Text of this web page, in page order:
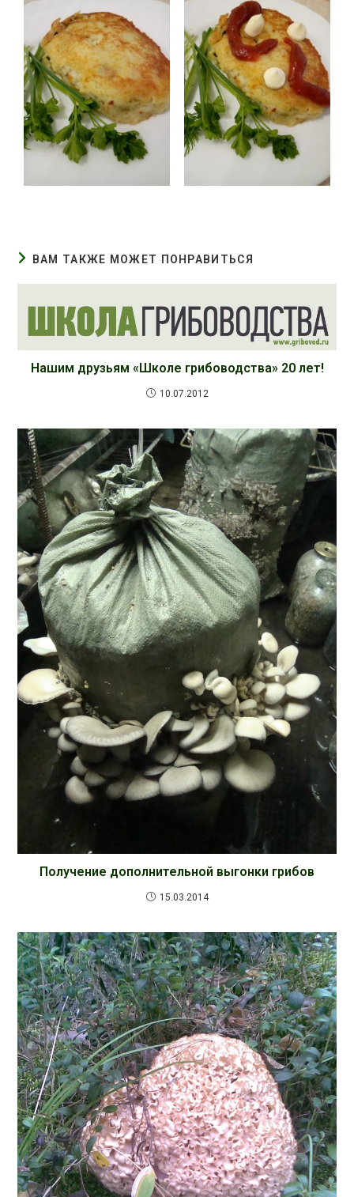
ВАМ ТАКЖЕ МОЖЕТ ПОНРАВИТЬСЯ
Нашим друзьям «Школе грибоводства» 20 лет!
10.07.2012
Получение дополнительной выгонки грибов
15.03.2014